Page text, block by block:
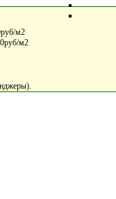
м2
м2